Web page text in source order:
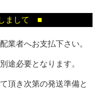
まして ■
業者へお支払下さい。
となります。
頂き次第の発送準備と